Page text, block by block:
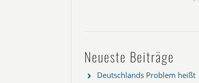
Neueste Beiträge
Deutschlands Problem heißt